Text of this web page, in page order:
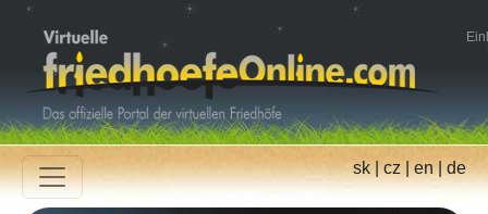
sk|cz|en|de